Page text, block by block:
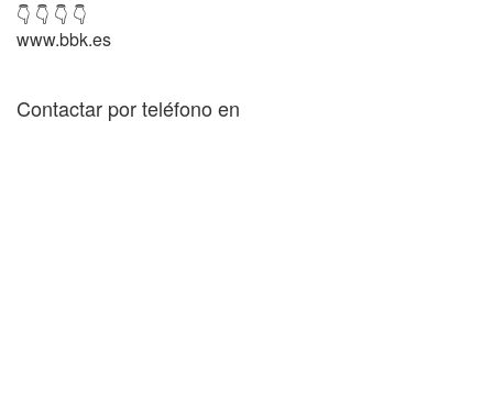
👇 👇 👇 👇
www.bbk.es
Contactar por teléfono en